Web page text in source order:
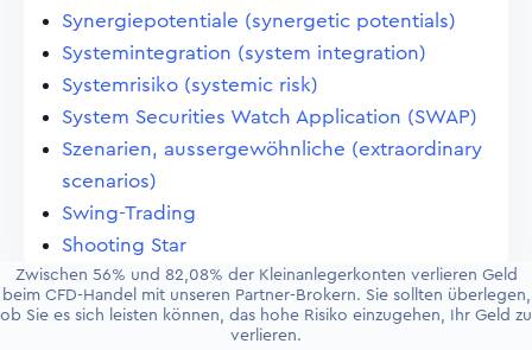
Synergiepotentiale (synergetic potentials)
Systemintegration (system integration)
Systemrisiko (systemic risk)
System Securities Watch Application (SWAP)
Szenarien, aussergewöhnliche (extraordinary
scenarios)
Swing-Trading
Shooting Star
Zwischen 56% und 82,08% der Kleinanlegerkonten verlieren Geld
beim CFD-Handel mit unseren Partner-Brokern. Sie sollten überlegen,
ob Sie es sich leisten können, das hohe Risiko einzugehen, Ihr Geld zu
verlieren.